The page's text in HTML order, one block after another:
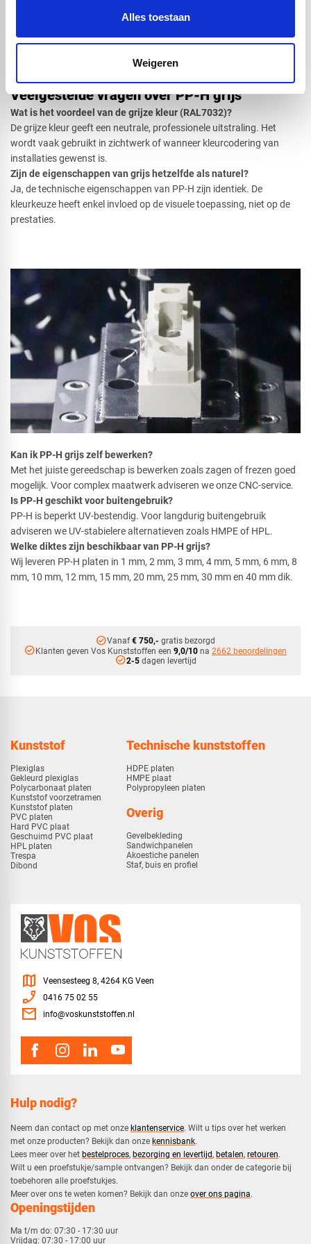
Alles toestaan
Weigeren
Wij denken mee vanaf de techniek tot de bewerking. PP-H grijs
bestellen? Vraag vandaag nog uw offerte aan!
Veelgestelde vragen over PP-H grijs
Wat is het voordeel van de grijze kleur (RAL7032)?
De grijze kleur geeft een neutrale, professionele uitstraling. Het
wordt vaak gebruikt in zichtwerk of wanneer kleurcodering van
installaties gewenst is.
Zijn de eigenschappen van grijs hetzelfde als naturel?
Ja, de technische eigenschappen van PP-H zijn identiek. De
kleurkeuze heeft enkel invloed op de visuele toepassing, niet op de
prestaties.
Kan ik PP-H grijs zelf bewerken?
Met het juiste gereedschap is bewerken zoals zagen of frezen goed
mogelijk. Voor complex maatwerk adviseren we onze CNC-service.
Is PP-H geschikt voor buitengebruik?
PP-H is beperkt UV-bestendig. Voor langdurig buitengebruik
adviseren we UV-stabielere alternatieven zoals HMPE of HPL.
Welke diktes zijn beschikbaar van PP-H grijs?
Wij leveren PP-H platen in 1 mm, 2 mm, 3 mm, 4 mm, 5 mm, 6 mm, 8
mm, 10 mm, 12 mm, 15 mm, 20 mm, 25 mm, 30 mm en 40 mm dik.
check_circleVanaf€ 750,- gratis bezorgd
check_circleKlanten geven Vos Kunststoffen een 9,0/10 na 2662 beoordelingen
check_circle2-5dagen levertijd
Kunststof
Plexiglas
Gekleurd plexiglas
Polycarbonaat platen
Kunststof voorzetramen
Kunststof platen
PVC platen
Hard PVC plaat
Geschuimd PVC plaat
HPL platen
Trespa
Dibond
Technische kunststoffen
HDPE platen
HMPE plaat
Polypropyleen platen
Overig
Gevelbekleding
Sandwichpanelen
Akoestiche panelen
Staf, buis en profiel
Hulp nodig?
Neem dan contact op met onze klantenservice. Wilt u tips over het werken
met onze producten? Bekijk dan onze kennisbank.
​Lees meer over het bestelproces, bezorging en levertijd, betalen, retouren.​
​Wilt u een proefstukje/sample ontvangen? Bekijk dan onder de categorie bij
toebehoren alle proefstukjes.
​​Meer over ons te weten komen? Bekijk dan onze over ons pagina.
Openingstijden
Ma t/m do: 07:30 - 17:30 uur
Vrijdag: 07:30 - 17:00 uur
map Veensesteeg 8, 4264 KG Veen
phone_enabled 0416 75 02 55
mail info@voskunststoffen.nl